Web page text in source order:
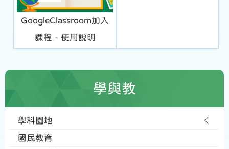
GoogleClassroom加入
課程 - 使用說明
學與教
學科園地
國民教育